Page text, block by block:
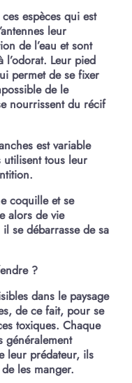
espèces qui est
leur
de l’eau et sont
l’odorat. Leur pied
permet de se fixer
de le
nourrissent du récif
est variable
utilisent tous leur
coquille et se
alors de vie
se débarrasse de sa
?
dans le paysage
de ce fait, pour se
toxiques. Chaque
généralement
leur prédateur, ils
les manger.